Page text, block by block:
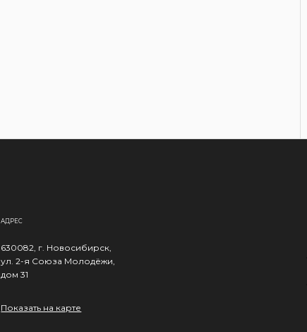
АДРЕС
630082, г. Новосибирск,
ул. 2-я Союза Молодёжи,
дом 31
Показать на карте